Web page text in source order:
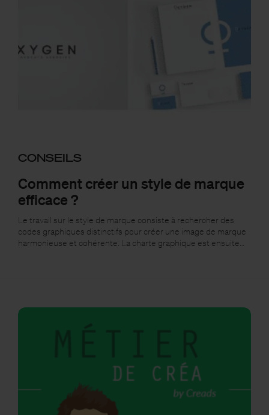
CONSEILS
Comment créer un style de marque
efficace ?
Le travail sur le style de marque consiste à rechercher des
codes graphiques distinctifs pour créer une image de marque
harmonieuse et cohérente. La charte graphique est ensuite…